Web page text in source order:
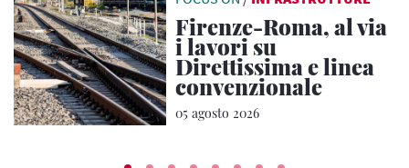
Firenze-Roma, al via
i lavori su
Direttissima e linea
convenzionale
05 agosto 2026